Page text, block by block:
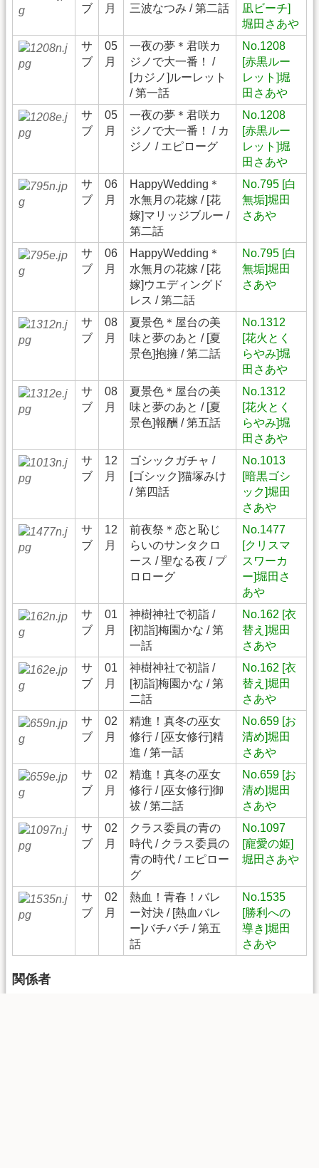
ブ
月
三波なつみ / 第二話
凪ビーチ]
堀田さあや
サ
ブ
05
月
一夜の夢＊君咲カ
ジノで大一番！ /
[カジノ]ルーレット
/ 第一話
No.1208
[赤黒ルー
レット]堀
田さあや
サ
ブ
05
月
一夜の夢＊君咲カ
ジノで大一番！ / カ
ジノ / エピローグ
No.1208
[赤黒ルー
レット]堀
田さあや
サ
ブ
06
月
HappyWedding＊
水無月の花嫁 / [花
嫁]マリッジブルー /
第二話
No.795 [白
無垢]堀田
さあや
サ
ブ
06
月
HappyWedding＊
水無月の花嫁 / [花
嫁]ウエディングド
レス / 第二話
No.795 [白
無垢]堀田
さあや
サ
ブ
08
月
夏景色＊屋台の美
味と夢のあと / [夏
景色]抱擁 / 第二話
No.1312
[花火とく
らやみ]堀
田さあや
サ
ブ
08
月
夏景色＊屋台の美
味と夢のあと / [夏
景色]報酬 / 第五話
No.1312
[花火とく
らやみ]堀
田さあや
サ
ブ
12
月
ゴシックガチャ /
[ゴシック]猫塚みけ
/ 第四話
No.1013
[暗黒ゴシ
ック]堀田
さあや
サ
ブ
12
月
前夜祭＊恋と恥じ
らいのサンタクロ
ース / 聖なる夜 / プ
ロローグ
No.1477
[クリスマ
スワーカ
ー]堀田さ
あや
サ
ブ
01
月
神樹神社で初詣 /
[初詣]梅園かな / 第
一話
No.162 [衣
替え]堀田
さあや
サ
ブ
01
月
神樹神社で初詣 /
[初詣]梅園かな / 第
二話
No.162 [衣
替え]堀田
さあや
サ
ブ
02
月
精進！真冬の巫女
修行 / [巫女修行]精
進 / 第一話
No.659 [お
清め]堀田
さあや
サ
ブ
02
月
精進！真冬の巫女
修行 / [巫女修行]御
祓 / 第二話
No.659 [お
清め]堀田
さあや
サ
ブ
02
月
クラス委員の青の
時代 / クラス委員の
青の時代 / エピロー
グ
No.1097
[寵愛の姫]
堀田さあや
サ
ブ
02
月
熱血！青春！バレ
ー対決 / [熱血バレ
ー]バチバチ / 第五
話
No.1535
[勝利への
導き]堀田
さあや
関係者